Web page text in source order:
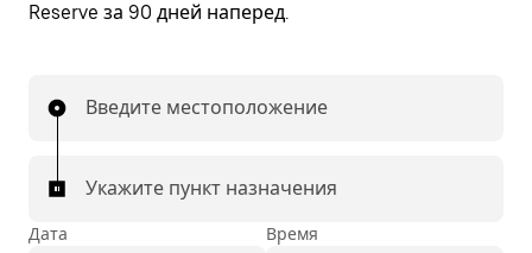
Reserve за 90 дней наперед.
Введите местоположение
Укажите пункт назначения
Дата Время